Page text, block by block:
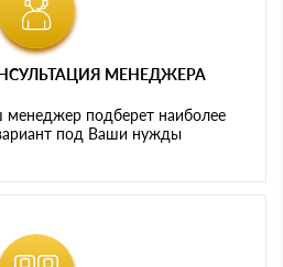
МЕНЕДЖЕРА
подберет наиболее
под Ваши нужды